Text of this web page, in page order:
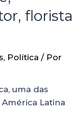
florista
, Política / Por
uma das
Latina